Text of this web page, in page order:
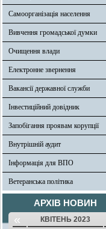
Самоорганізація населення
Вивчення громадської думки
Очищення влади
Електронне звернення
Вакансії державної служби
Інвестиційний довідник
Запобігання проявам корупції
Внутрішній аудит
Інформація для ВПО
Ветеранська політика
АРХІВ НОВИН
« КВІТЕНЬ 2023